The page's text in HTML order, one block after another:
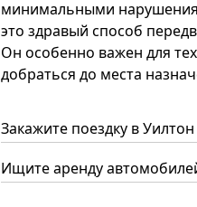
минимальными
это здравый способ
Он особенно важен для
добраться до места
Закажите поездку в
Ищите аренду